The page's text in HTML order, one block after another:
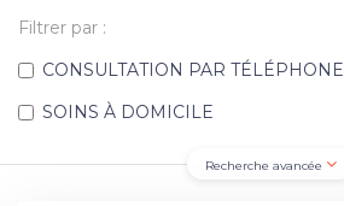
Filtrer par :
CONSULTATION PAR TÉLÉPHONE
SOINS À DOMICILE
Recherche avancée